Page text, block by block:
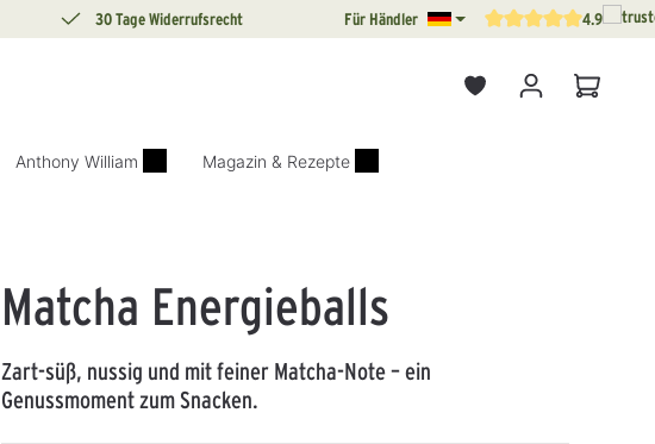
30 Tage Widerrufsrecht Für Händler Durchschnittliche4.9
Anthony William Magazin & Rezepte
Matcha Energieballs
Zart-süß, nussig und mit feiner Matcha-Note – ein
Genussmoment zum Snacken.